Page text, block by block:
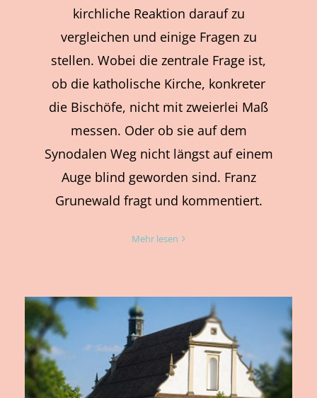
kirchliche Reaktion darauf zu
vergleichen und einige Fragen zu
stellen. Wobei die zentrale Frage ist,
ob die katholische Kirche, konkreter
die Bischöfe, nicht mit zweierlei Maß
messen. Oder ob sie auf dem
Synodalen Weg nicht längst auf einem
Auge blind geworden sind. Franz
Grunewald fragt und kommentiert.
Mehr lesen